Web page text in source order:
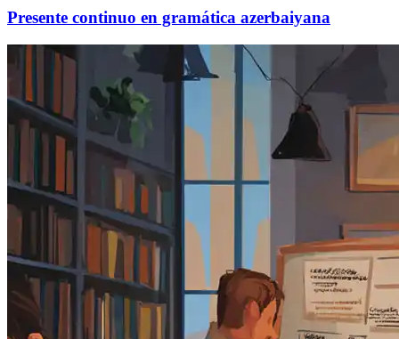
Presente continuo en gramática azerbaiyana